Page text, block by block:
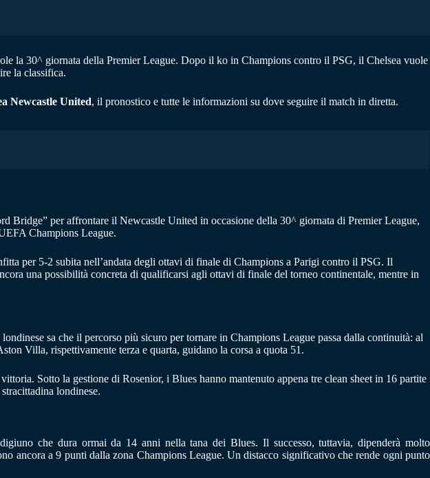
la 30^ giornata della Premier League. Dopo il ko in Champions contro il PSG, il Chelsea vuole
la classifica.
Newcastle United, il pronostico e tutte le informazioni su dove seguire il match in diretta.
Bridge” per affrontare il Newcastle United in occasione della 30^ giornata di Premier League,
Champions League.
per 5-2 subita nell’andata degli ottavi di finale di Champions a Parigi contro il PSG. Il
una possibilità concreta di qualificarsi agli ottavi di finale del torneo continentale, mentre in
sa che il percorso più sicuro per tornare in Champions League passa dalla continuità: al
Villa, rispettivamente terza e quarta, guidano la corsa a quota 51.
Sotto la gestione di Rosenior, i Blues hanno mantenuto appena tre clean sheet in 16 partite
londinese.
che dura ormai da 14 anni nella tana dei Blues. Il successo, tuttavia, dipenderà molto
ancora a 9 punti dalla zona Champions League. Un distacco significativo che rende ogni punto